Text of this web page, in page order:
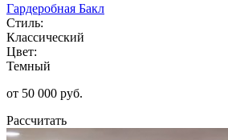
Гардеробная Бакл
Стиль:
Классический
Цвет:
Темный
от 50 000 руб.
Рассчитать